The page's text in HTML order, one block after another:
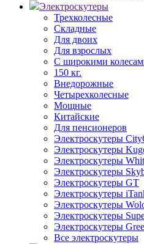
Электроскутеры
Трехколесные
Складные
Для двоих
Для взрослых
С широкими
150 кг.
Внедорожные
Четырехколесные
Мощные
Китайские
Для пенсионеров
Электроскутеры
Электроскутеры
Электроскутеры
Электроскутеры
Электроскутеры GT
Электроскутеры
Электроскутеры
Электроскутеры
Электроскутеры
Все электроскутеры